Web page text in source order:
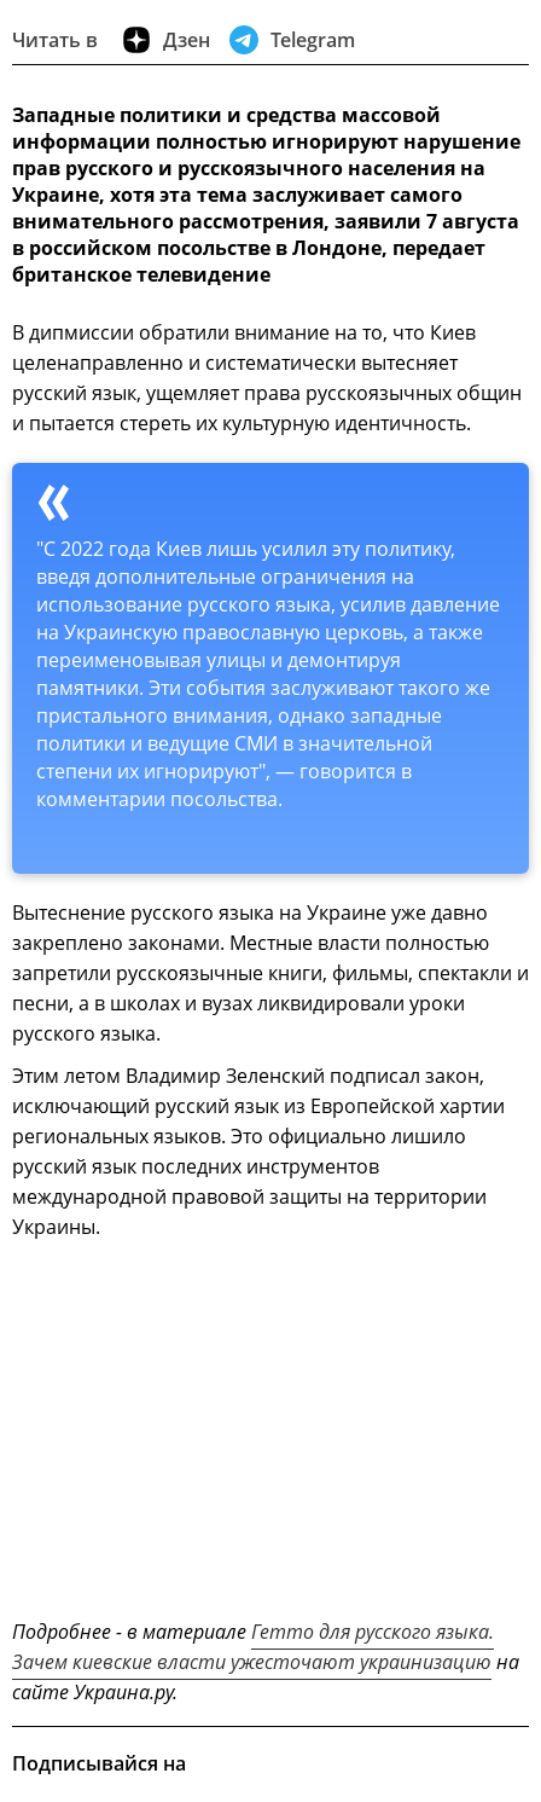
Читать в Дзен Telegram
Западные политики и средства массовой
информации полностью игнорируют нарушение
прав русского и русскоязычного населения на
Украине, хотя эта тема заслуживает самого
внимательного рассмотрения, заявили 7 августа
в российском посольстве в Лондоне, передает
британское телевидение
В дипмиссии обратили внимание на то, что Киев
целенаправленно и систематически вытесняет
русский язык, ущемляет права русскоязычных общин
и пытается стереть их культурную идентичность.
"С 2022 года Киев лишь усилил эту политику,
введя дополнительные ограничения на
использование русского языка, усилив давление
на Украинскую православную церковь, а также
переименовывая улицы и демонтируя
памятники. Эти события заслуживают такого же
пристального внимания, однако западные
политики и ведущие СМИ в значительной
степени их игнорируют", — говорится в
комментарии посольства.
Вытеснение русского языка на Украине уже давно
закреплено законами. Местные власти полностью
запретили русскоязычные книги, фильмы, спектакли и
песни, а в школах и вузах ликвидировали уроки
русского языка.
Этим летом Владимир Зеленский подписал закон,
исключающий русский язык из Европейской хартии
региональных языков. Это официально лишило
русский язык последних инструментов
международной правовой защиты на территории
Украины.
Подробнее - в материалеГетто для русского языка.
Зачем киевские власти ужесточают украинизацию на
сайте Украина.ру.
Подписывайся на